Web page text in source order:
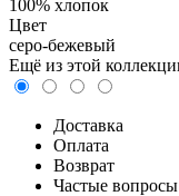
100% хлопок
Цвет
серо-бежевый
Ещё из этой
Доставка
Оплата
Возврат
Частые вопросы